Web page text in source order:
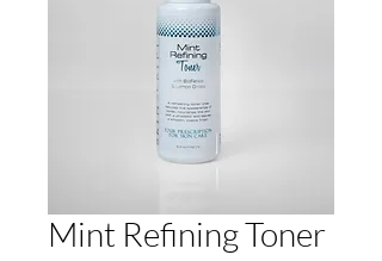
Mint Refining Toner